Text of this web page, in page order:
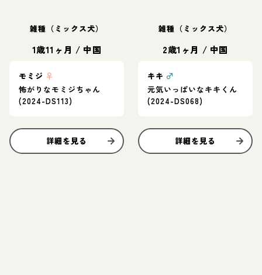
雑種（ミックス犬）
1歳11ヶ月 / 中国
モミジ ♀
怖がりなモミジちゃん
(2024-DS113)
詳細を見る
雑種（ミックス犬）
2歳1ヶ月 / 中国
キキ ♂
元気いっぱいなキキくん
(2024-DS068)
詳細を見る